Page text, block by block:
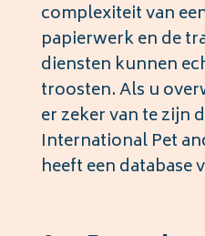
complexiteit van
papierwerk en de
diensten kunnen
troosten. Als u
er zeker van te zijn
International Pet
heeft een